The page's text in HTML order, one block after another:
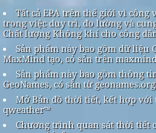
Tất cả EPA trên thế giới vì công
trong việc duy trì, đo lường và
Chất lượng Không khí cho công
Sản phẩm này bao gồm dữ liệu
MaxMind tạo, có sẵn trên
Sản phẩm này bao gồm thông
GeoNames, có sẵn từ
Mở Bản đồ thời tiết, kết hợp
qweather™
Chương trình quan sát thời tiết